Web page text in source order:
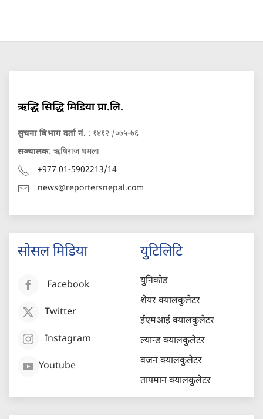
ऋद्धि सिद्धि मिडिया प्रा.लि.
सुचना बिभाग दर्ता नं. : १४१२ /०७५-७६
सञ्चालक: ऋषिराज धमला
+977 01-5902213/14
news@reportersnepal.com
सोसल मिडिया
Facebook
Twitter
Instagram
Youtube
युटिलिटि
युनिकोड
शेयर क्यालकुलेटर
ईएमआई क्यालकुलेटर
ल्यान्ड क्यालकुलेटर
वजन क्यालकुलेटर
तापमान क्यालकुलेटर